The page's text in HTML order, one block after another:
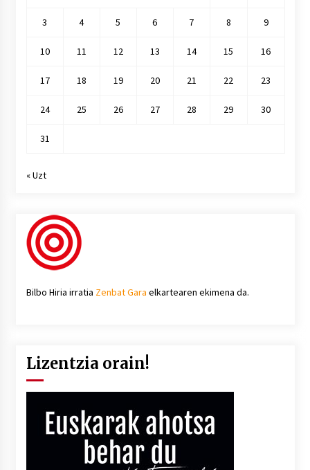
3 4 5 6 7 8 9
10 11 12 13 14 15 16
17 18 19 20 21 22 23
24 25 26 27 28 29 30
31
« Uzt
Bilbo Hiria irratia Zenbat Gara elkartearen ekimena da.
Lizentzia orain!